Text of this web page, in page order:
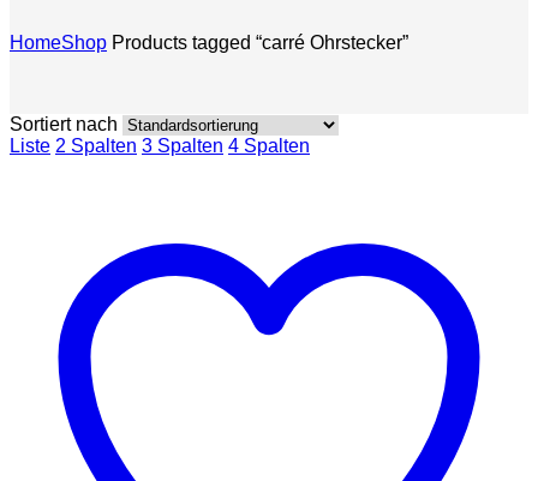
HomeShop Products tagged “carré Ohrstecker”
Sortiert nach
Liste 2 Spalten 3 Spalten 4 Spalten